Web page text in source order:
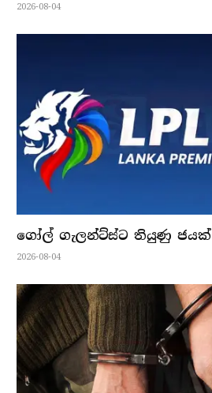
2026-08-04
ගෝල් ගැලන්ට්ස්ට තියුණු ජයක්
2026-08-04